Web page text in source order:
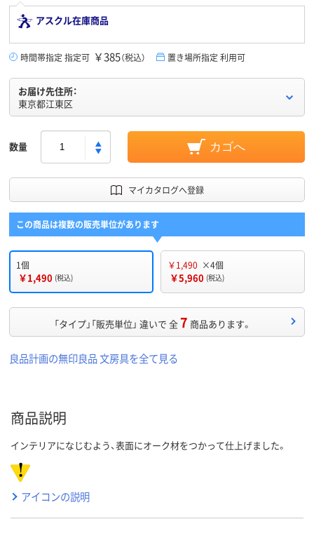
アスクル在庫商品
時間帯指定 指定可 ￥385（税込） 置き場所指定 利用可
お届け先住所：
東京都江東区
数量 カゴへ
マイカタログへ登録
この商品は複数の販売単位があります
1個
￥1,490 (税込)
￥1,490 ×4個
￥5,960 (税込)
「タイプ」「販売単位」 違いで 全7 商品あります。
良品計画の無印良品 文房具を全て見る
商品説明
インテリアになじむよう、表面にオーク材をつかって仕上げました。
アイコンの説明